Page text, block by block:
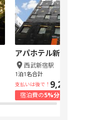
アパホテル新宿 歌舞伎町中央
西武新宿駅
1泊1名合計
支払いは後で！ 9,240円~
宿泊費の5%分の